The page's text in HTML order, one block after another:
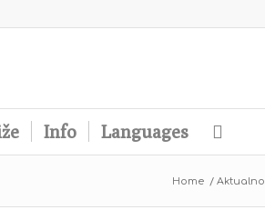
Info Languages
Home / Aktualno